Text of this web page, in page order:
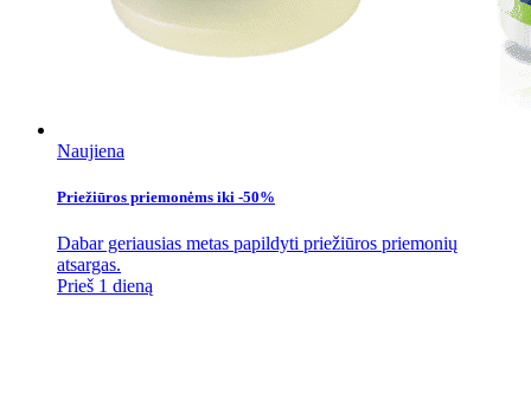
Naujiena
Priežiūros priemonėms iki -50%
Dabar geriausias metas papildyti priežiūros priemonių
atsargas.
Prieš 1 dieną